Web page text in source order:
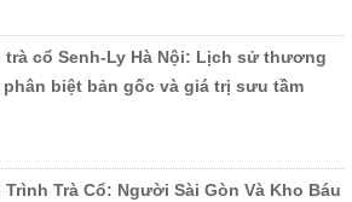
trà cổ Senh-Ly Hà Nội: Lịch sử thương
phân biệt bản gốc và giá trị sưu tầm
Trình Trà Cổ: Người Sài Gòn Và Kho Báu